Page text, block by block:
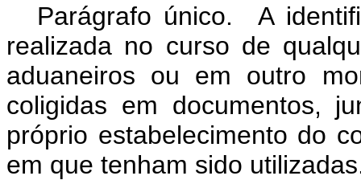
Parágrafo único. A
realizada no curso de
aduaneiros ou em outro
coligidas em documentos,
próprio estabelecimento do
em que tenham sido